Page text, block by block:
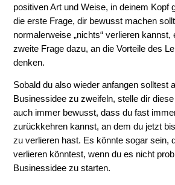
positiven Art und Weise, in deinem Kopf
die erste Frage, dir bewusst machen
normalerweise „nichts“ verlieren kannst,
zweite Frage dazu, an die Vorteile des
denken.
Sobald du also wieder anfangen solltest
Businessidee zu zweifeln, stelle dir
auch immer bewusst, dass du fast
zurückkehren kannst, an dem du jetzt
zu verlieren hast. Es könnte sogar sein,
verlieren könntest, wenn du es nicht
Businessidee zu starten.